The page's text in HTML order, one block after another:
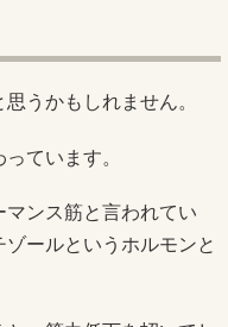
うかもしれません。
ています。
ンス筋と言われてい
ールというホルモンと